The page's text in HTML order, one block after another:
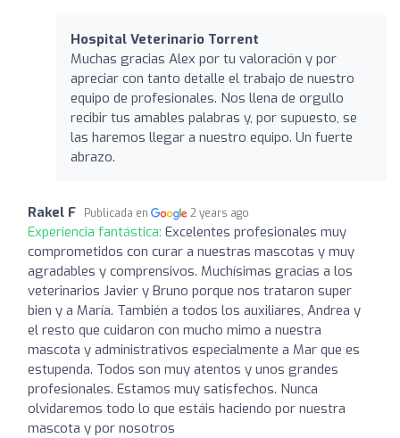
Hospital Veterinario Torrent
Muchas gracias Alex por tu valoración y por
apreciar con tanto detalle el trabajo de nuestro
equipo de profesionales. Nos llena de orgullo
recibir tus amables palabras y, por supuesto, se
las haremos llegar a nuestro equipo. Un fuerte
abrazo.
Rakel F Publicada en 2 years ago
Experiencia fantástica: Excelentes profesionales muy
comprometidos con curar a nuestras mascotas y muy
agradables y comprensivos. Muchísimas gracias a los
veterinarios Javier y Bruno porque nos trataron super
bien y a María. También a todos los auxiliares, Andrea y
el resto que cuidaron con mucho mimo a nuestra
mascota y administrativos especialmente a Mar que es
estupenda. Todos son muy atentos y unos grandes
profesionales. Estamos muy satisfechos. Nunca
olvidaremos todo lo que estáis haciendo por nuestra
mascota y por nosotros